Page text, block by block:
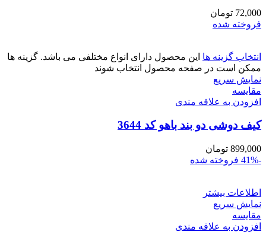
72,000 تومان
فروخته شده
انتخاب گزینه ها این محصول دارای انواع مختلفی می باشد. گزینه ها
ممکن است در صفحه محصول انتخاب شوند
نمایش سریع
مقايسه
افزودن به علاقه مندی
کیف دوشی دو بند باهو کد 3644
899,000 تومان
-41%
فروخته شده
اطلاعات بیشتر
نمایش سریع
مقايسه
افزودن به علاقه مندی